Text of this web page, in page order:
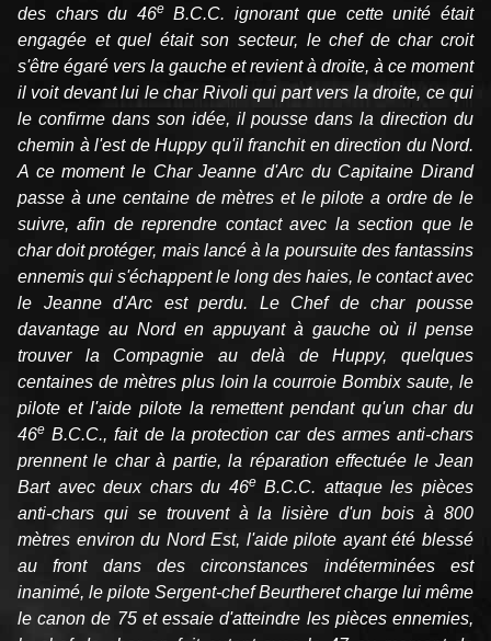
des chars du 46eB.C.C. ignorant que cette unité était
engagée et quel était son secteur, le chef de char croit
s'être égaré vers la gauche et revient à droite, à ce moment
il voit devant lui le char Rivoli qui part vers la droite, ce qui
le confirme dans son idée, il pousse dans la direction du
chemin à l'est de Huppy qu'il franchit en direction du Nord.
A ce moment le Char Jeanne d'Arc du Capitaine Dirand
passe à une centaine de mètres et le pilote a ordre de le
suivre, afin de reprendre contact avec la section que le
char doit protéger, mais lancé à la poursuite des fantassins
ennemis qui s'échappent le long des haies, le contact avec
le Jeanne d'Arc est perdu. Le Chef de char pousse
davantage au Nord en appuyant à gauche où il pense
trouver la Compagnie au delà de Huppy, quelques
centaines de mètres plus loin la courroie Bombix saute, le
pilote et l'aide pilote la remettent pendant qu'un char du
46e B.C.C., fait de la protection car des armes anti-chars
prennent le char à partie, la réparation effectuée le Jean
Bart avec deux chars du 46eB.C.C. attaque les pièces
anti-chars qui se trouvent à la lisière d'un bois à 800
mètres environ du Nord Est, l'aide pilote ayant été blessé
au front dans des circonstances indéterminées est
inanimé, le pilote Sergent-chef Beurtheret charge lui même
le canon de 75 et essaie d'atteindre les pièces ennemies,